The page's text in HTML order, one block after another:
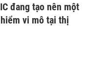
đang tạo nên một
vi mô tại thị